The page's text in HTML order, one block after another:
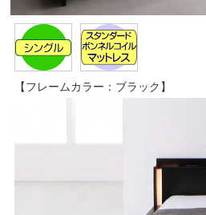
【フレームカラー：ブラック】